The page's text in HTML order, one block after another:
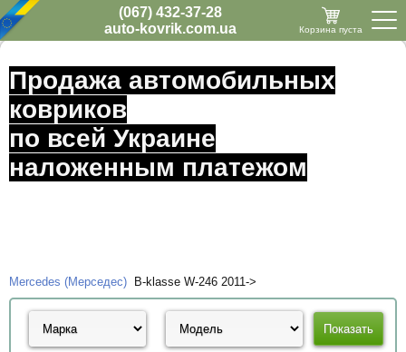
(067) 432-37-28
auto-kovrik.com.ua
Корзина пуста
Продажа автомобильных
ковриков
по всей Украине
наложенным платежом
Mercedes (Мерседес) B-klasse W-246 2011->